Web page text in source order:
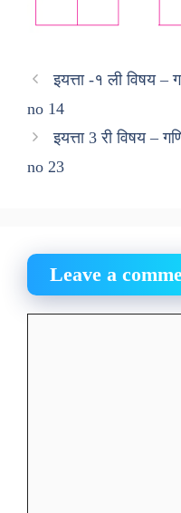
इयत्ता -१ ली विषय
no 14
इयत्ता 3 री विषय –
no 23
Leave a